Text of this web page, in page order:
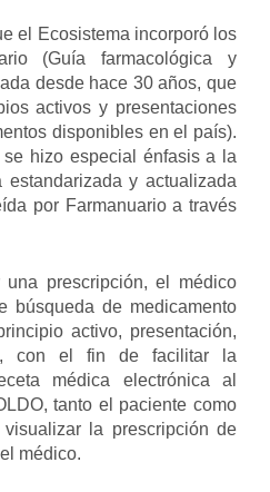
el Ecosistema incorporó los
(Guía farmacológica y
desde hace 30 años, que
activos y presentaciones
disponibles en el país).
hizo especial énfasis a la
y actualizada
por Farmanuario a través
prescripción, el médico
búsqueda de medicamento
activo, presentación,
con el fin de facilitar la
médica electrónica al
tanto el paciente como
visualizar la prescripción de
médico.